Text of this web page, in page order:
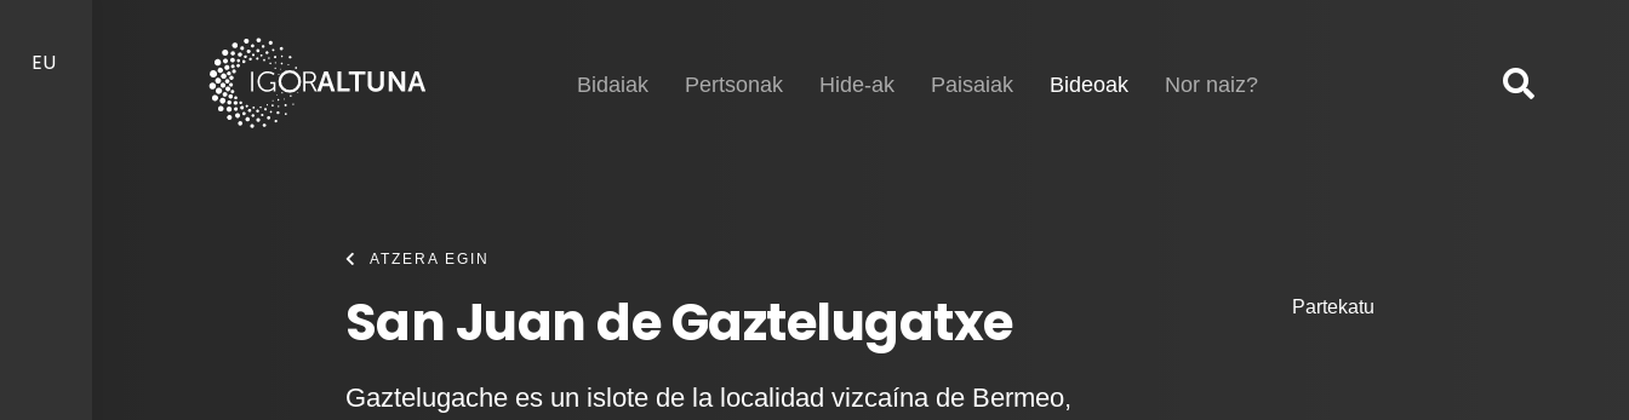
EU
Hasiera
Bidaiak Pertsonak Hide-ak Paisaiak Bideoak(current)
Nor naiz?
ATZERA EGIN
San Juan de Gaztelugatxe
Gaztelugache es un islote de la localidad vizcaína de Bermeo,
Partekatu